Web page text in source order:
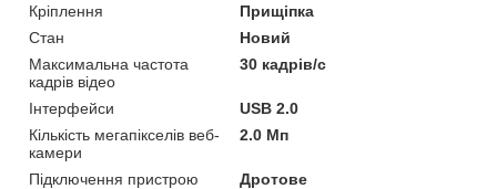
Кріплення
Прищіпка
Стан
Новий
Максимальна частота
кадрів відео
30 кадрів/с
Інтерфейси
USB 2.0
Кількість мегапікселів веб-
камери
2.0 Мп
Підключення пристрою
Дротове